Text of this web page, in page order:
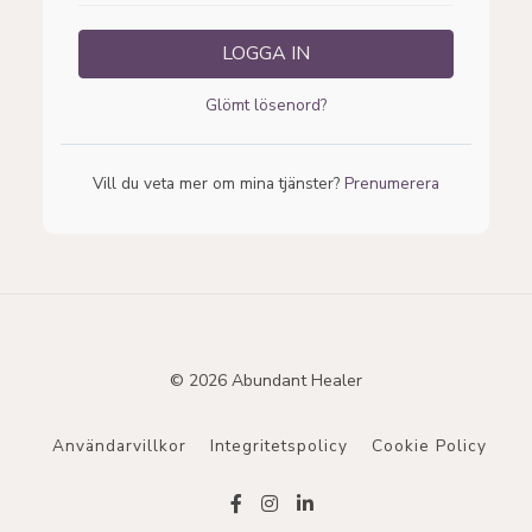
LOGGA IN
Glömt lösenord?
Vill du veta mer om mina tjänster? Prenumerera
© 2026 Abundant Healer
Användarvillkor Integritetspolicy Cookie Policy